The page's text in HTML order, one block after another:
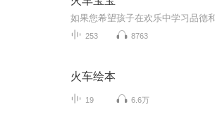
253 8763
火车绘本
19 6.6万